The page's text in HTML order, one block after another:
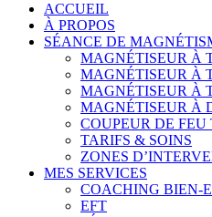
ACCUEIL
À PROPOS
SÉANCE DE
MAGNÉTISEUR À
MAGNÉTISEUR À
MAGNÉTISEUR À
MAGNÉTISEUR À
COUPEUR DE FEU
TARIFS & SOINS
ZONES
MES SERVICES
COACHING BIEN-
EFT